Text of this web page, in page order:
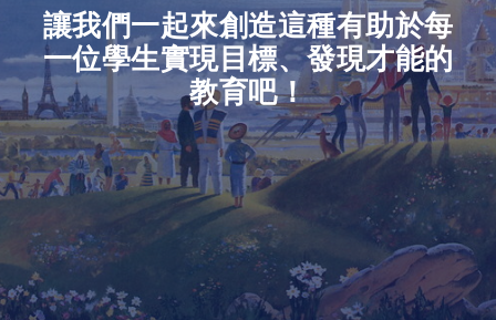
讓我們一起來創造這種有助於每
一位學生實現目標、發現才能的
教育吧！